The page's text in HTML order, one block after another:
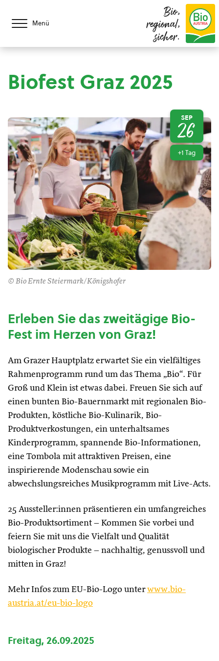
Menü
Bio,
regional,
sicher.
Biofest Graz 2025
© Bio Ernte Steiermark/Königshofer
SEP
26
+1 Tag
Erleben Sie das zweitägige Bio-
Fest im Herzen von Graz!
Am Grazer Hauptplatz erwartet Sie ein vielfältiges
Rahmenprogramm rund um das Thema „Bio“. Für
Groß und Klein ist etwas dabei. Freuen Sie sich auf
einen bunten Bio-Bauernmarkt mit regionalen Bio-
Produkten, köstliche Bio-Kulinarik, Bio-
Produktverkostungen, ein unterhaltsames
Kinderprogramm, spannende Bio-Informationen,
eine Tombola mit attraktiven Preisen, eine
inspirierende Modenschau sowie ein
abwechslungsreiches Musikprogramm mit Live-Acts.
25 Aussteller:innen präsentieren ein umfangreiches
Bio-Produktsortiment – Kommen Sie vorbei und
feiern Sie mit uns die Vielfalt und Qualität
biologischer Produkte – nachhaltig, genussvoll und
mitten in Graz!
Mehr Infos zum EU-Bio-Logo unterwww.bio-
austria.at/eu-bio-logo
Freitag, 26.09.2025